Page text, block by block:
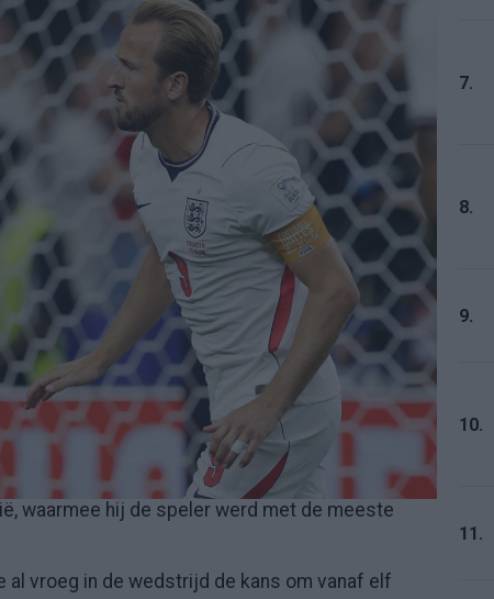
waarmee hij de speler werd met de meeste
vroeg in de wedstrijd de kans om vanaf elf
7.
8.
9.
10.
11.